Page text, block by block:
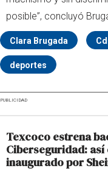
posible”, concluyó
Clara Brugada
deportes
PUBLICIDAD
Texcoco estrena
Ciberseguridad: así
inaugurado por